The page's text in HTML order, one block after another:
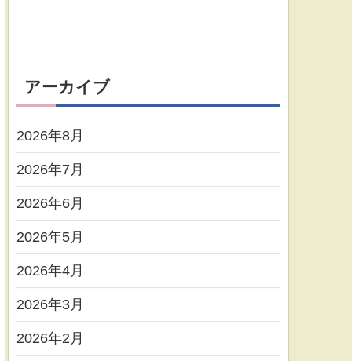
アーカイブ
2026年8月
2026年7月
2026年6月
2026年5月
2026年4月
2026年3月
2026年2月